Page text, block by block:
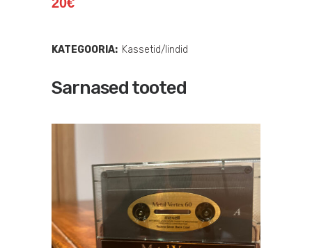
KATEGOORIA: Kassetid/lindid
Sarnased tooted